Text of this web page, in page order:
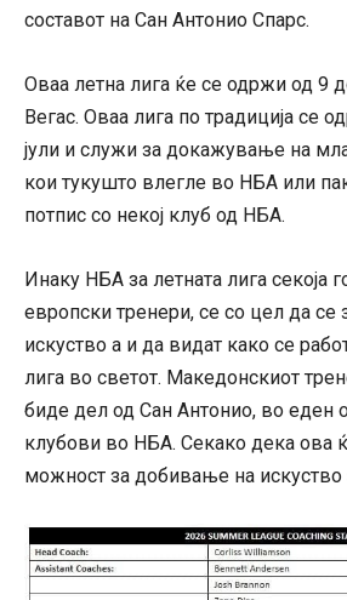
составот на Сан Антонио Спарс.
Оваа летна лига ќе се одржи од 9
Вегас. Оваа лига по традиција се
јули и служи за докажување на
кои тукушто влегле во НБА или
потпис со некој клуб од НБА.
Инаку НБА за летната лига секоја
европски тренери, се со цел да се
искуство а и да видат како се
лига во светот. Македонскиот
биде дел од Сан Антонио, во еден
клубови во НБА. Секако дека ова
можност за добивање на искуство